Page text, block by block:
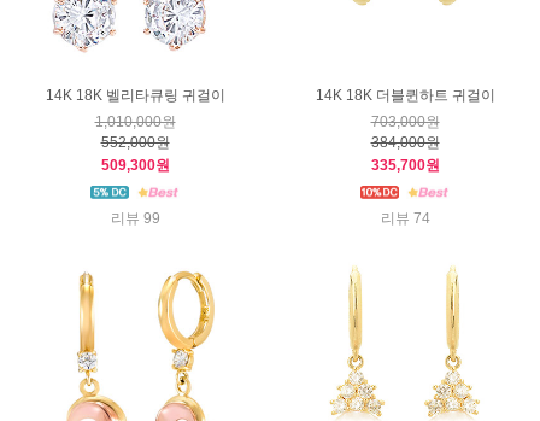
14K 18K 벨리타큐링 귀걸이
1,010,000원
552,000원
509,300원
리뷰 99
14K 18K 더블퀸하트 귀걸이
703,000원
384,000원
335,700원
리뷰 74